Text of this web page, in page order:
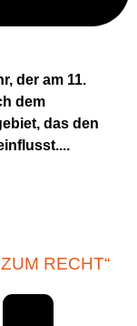
der am 11.
dem
das den
RECHT“